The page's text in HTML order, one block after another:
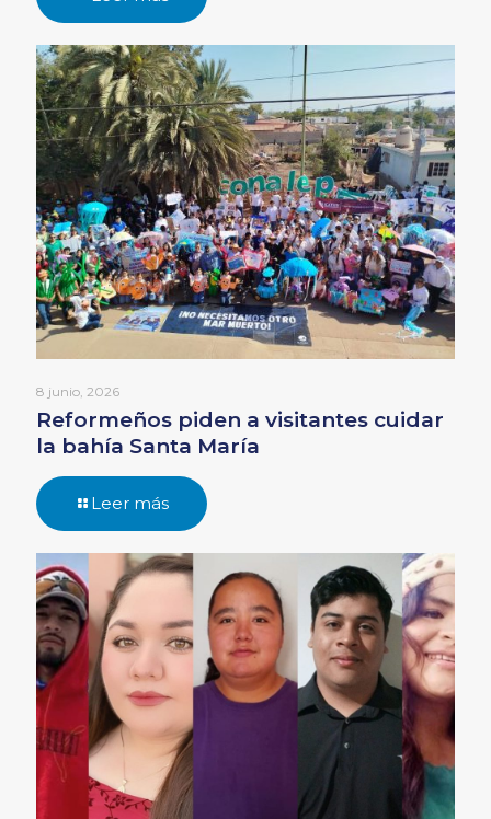
8 junio, 2026
Reformeños piden a visitantes cuidar
la bahía Santa María
Leer más